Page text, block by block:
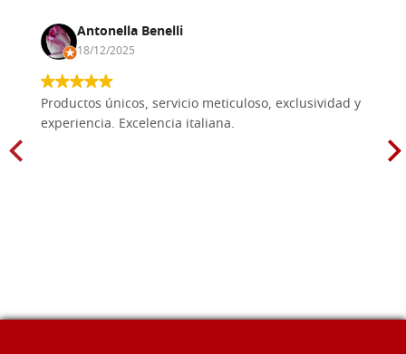
Antonella Benelli
18/12/2025
Productos únicos, servicio meticuloso, exclusividad y
experiencia. Excelencia italiana.